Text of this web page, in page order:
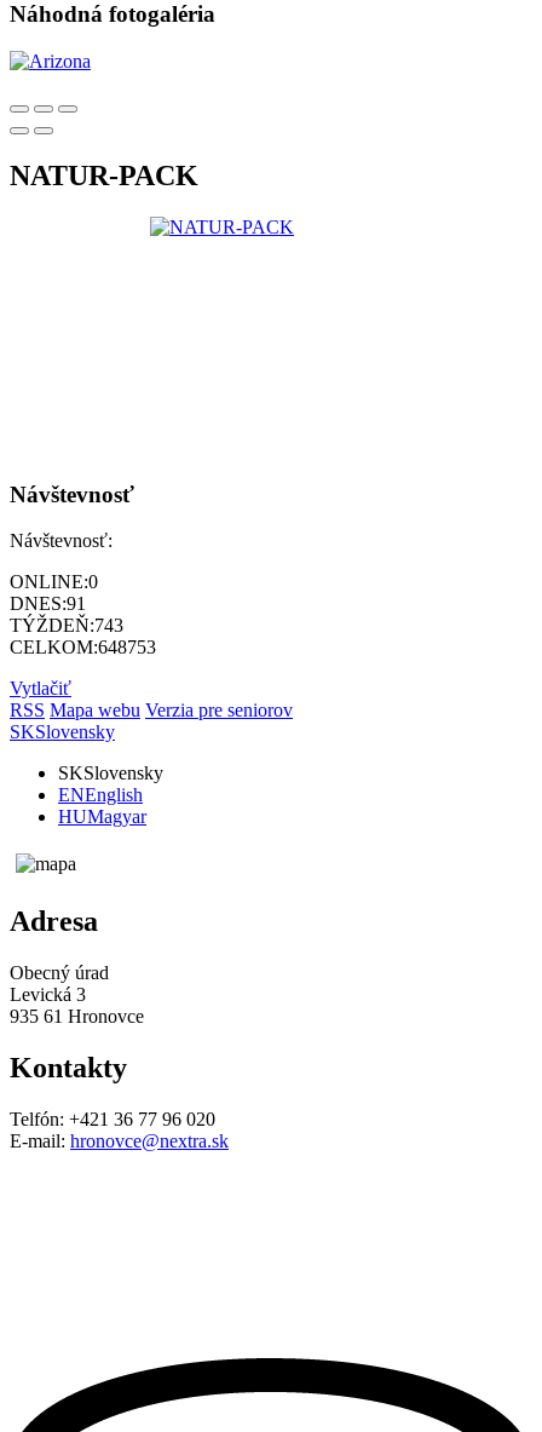
Náhodná fotogaléria
NATUR-PACK
Návštevnosť
Návštevnosť:
ONLINE:0
DNES:91
TÝŽDEŇ:743
CELKOM:648753
Vytlačiť
RSS Mapa webu Verzia pre seniorov
SKSlovensky
SKSlovensky
ENEnglish
HUMagyar
Adresa
Obecný úrad
Levická 3
935 61 Hronovce
Kontakty
Telfón: +421 36 77 96 020
E-mail: hronovce@nextra.sk